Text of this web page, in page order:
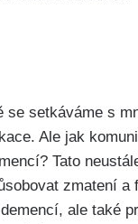
se setkáváme s
Ale jak
Tato
zmatení a
ale také